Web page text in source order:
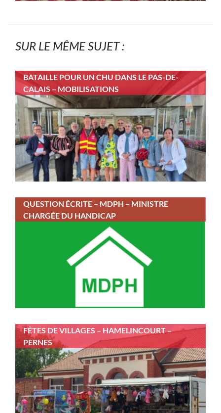
SUR LE MÊME SUJET :
BATAILLE POUR UN CHU DANS LE PAS-DE-
CALAIS – MOBILISATIONS
QUESTION ÉCRITE – MDPH – MINISTRE
CHARGÉE DU HANDICAP
FÊTES DE VILLAGES – HAMELINCOURT –
PERNES